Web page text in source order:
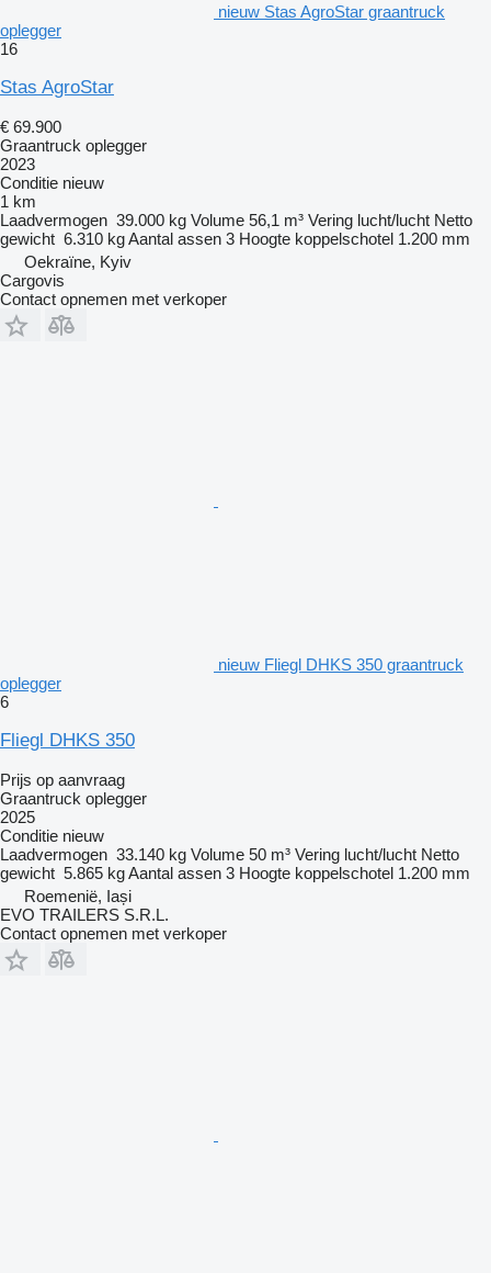
nieuw Stas AgroStar graantruck
oplegger
16
Stas AgroStar
€ 69.900
Graantruck oplegger
2023
Conditie nieuw
1 km
Laadvermogen 39.000 kg Volume 56,1 m³ Vering lucht/lucht Netto
gewicht 6.310 kgAantal assen 3 Hoogte koppelschotel 1.200 mm
Oekraïne, Kyiv
Cargovis
Contact opnemen met verkoper
nieuw Fliegl DHKS 350 graantruck
oplegger
6
Fliegl DHKS 350
Prijs op aanvraag
Graantruck oplegger
2025
Conditie nieuw
Laadvermogen 33.140 kg Volume 50 m³ Vering lucht/lucht Netto
gewicht 5.865 kgAantal assen 3 Hoogte koppelschotel 1.200 mm
Roemenië, Iași
EVO TRAILERS S.R.L.
Contact opnemen met verkoper